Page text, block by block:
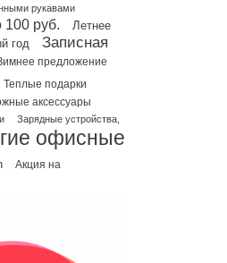
датированные
Планинги недатированные
книжки
на ежедневник
для планшетов и ноутбуков
и косметички
рукавами
100 руб.
Летнее
год
Записная
предложение
Теплые подарки
аксессуары
Зарядные устройства,
офисные
Акция на